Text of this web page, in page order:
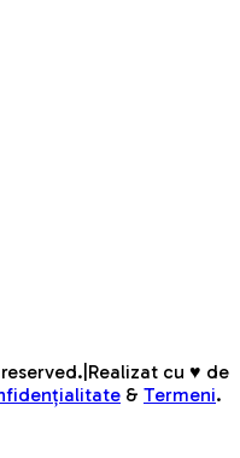
Realizat cu ♥ de
& Termeni.